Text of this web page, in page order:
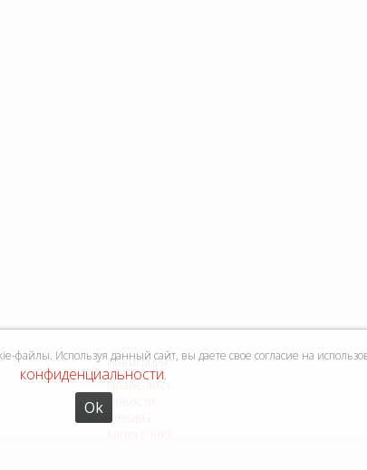
Навигация
Прайс-лист
Отзывы
файлы. Используя данный сайт, вы даете свое согласие на
конфиденциальности.
Ok